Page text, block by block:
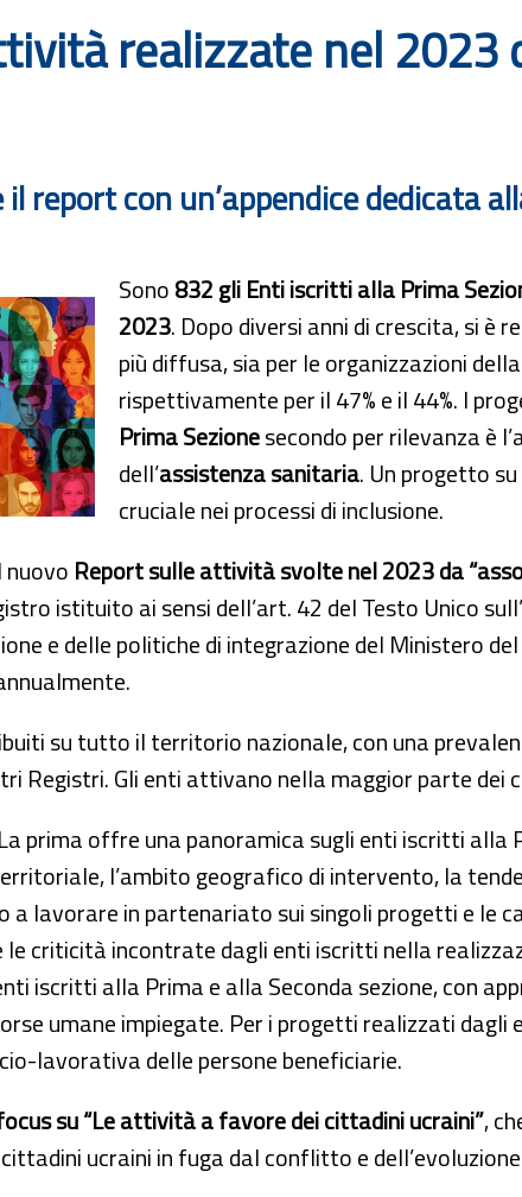
realizzate nel 2023
il report con un’appendice dedicata
Sono832 gli Enti iscritti alla Prima
2023. Dopo diversi anni di crescita, si
più diffusa, sia per le organizzazioni
rispettivamente per il 47% e il 44%. I
Prima Sezionesecondo per rilevanza è
dell’assistenza sanitaria. Un progetto
cruciale nei processi di inclusione.
Report sulle attività svolte nel 2023 da
istituito ai sensi dell’art. 42 del Testo Unico
e delle politiche di integrazione del Ministero
su tutto il territorio nazionale, con una
Registri. Gli enti attivano nella maggior parte
prima offre una panoramica sugli enti iscritti alla
l’ambito geografico di intervento, la
a lavorare in partenariato sui singoli progetti e le
le criticità incontrate dagli enti iscritti nella
iscritti alla Prima e alla Seconda sezione, con
umane impiegate. Per i progetti realizzati
lavorativa delle persone beneficiarie.
su “Le attività a favore dei cittadini ucraini”,
cittadini ucraini in fuga dal conflitto e